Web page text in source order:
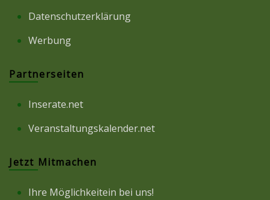
Datenschutzerklärung
Werbung
Partnerseiten
Inserate.net
Veranstaltungskalender.net
Jetzt Mitmachen
Ihre Möglichkeitein bei uns!